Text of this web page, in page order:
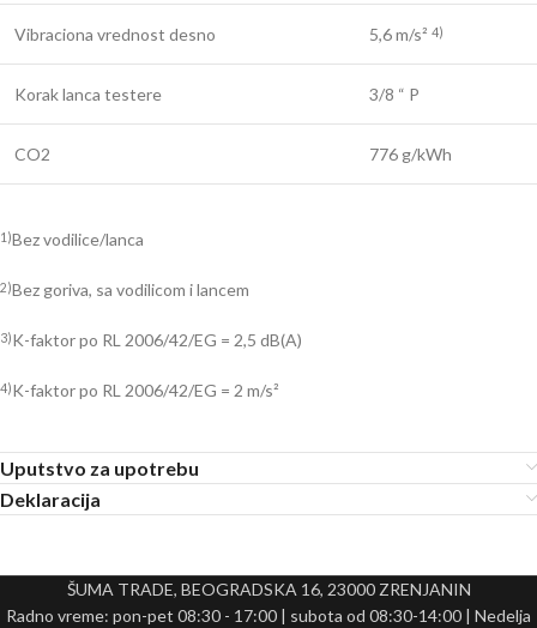
Vibraciona vrednost desno 5,6 m/s² 4)
Korak lanca testere 3/8 “ P
CO2 776 g/kWh
1)Bez vodilice/lanca
2)Bez goriva, sa vodilicom i lancem
3)K-faktor po RL 2006/42/EG = 2,5 dB(A)
4)K-faktor po RL 2006/42/EG = 2 m/s²
Uputstvo za upotrebu
Deklaracija
ŠUMA TRADE, BEOGRADSKA 16, 23000 ZRENJANIN
Radno vreme: pon-pet 08:30 - 17:00 | subota od 08:30-14:00 | Nedelja